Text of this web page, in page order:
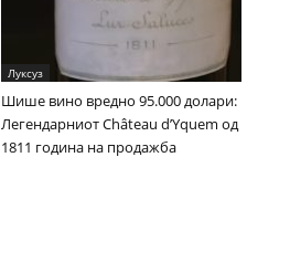
Луксуз
Шише вино вредно 95.000 долари:
Легендарниот Château d’Yquem од
1811 година на продажба